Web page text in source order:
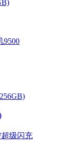
9500
超级闪充